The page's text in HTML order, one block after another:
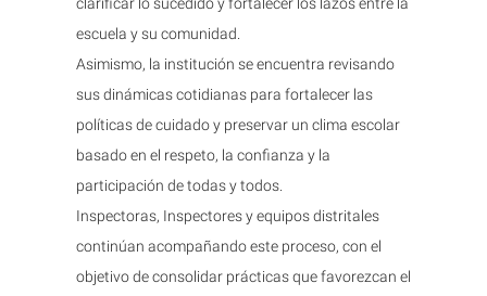
escuela y su comunidad.
Asimismo, la institución se encuentra revisando
sus dinámicas cotidianas para fortalecer las
políticas de cuidado y preservar un clima escolar
basado en el respeto, la confianza y la
participación de todas y todos.
Inspectoras, Inspectores y equipos distritales
continúan acompañando este proceso, con el
objetivo de consolidar prácticas que favorezcan el